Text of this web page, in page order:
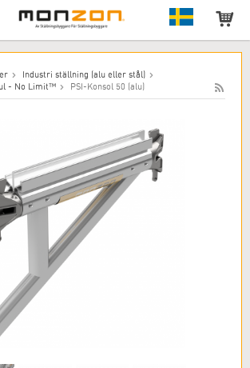
har lagts till i varukorgen!
Industri ställning (alu eller stål)
- No Limit™
PSI-Konsol 50 (alu)